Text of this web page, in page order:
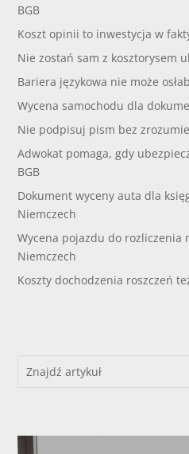
BGB
Koszt opinii to inwestycja w
Nie zostań sam z kosztorysem
Bariera językowa nie może
Wycena samochodu dla
Nie podpisuj pism bez
Adwokat pomaga, gdy
BGB
Dokument wyceny auta dla
Niemczech
Wycena pojazdu do rozliczenia
Niemczech
Koszty dochodzenia roszczeń